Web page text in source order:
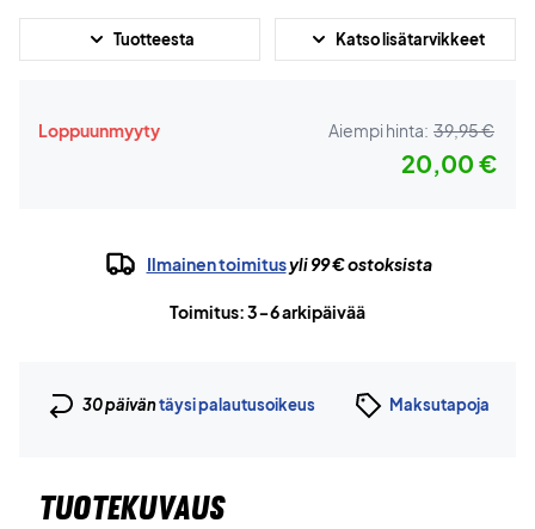
Tuotteesta Katso lisätarvikkeet
Loppuunmyyty Aiempi hinta: 39,95 €
20,00 €
Ilmainen toimitusyli 99 € ostoksista
Toimitus: 3-6 arkipäivää
30 päiväntäysi palautusoikeus Maksutapoja
TUOTEKUVAUS